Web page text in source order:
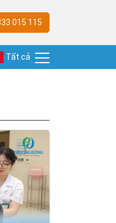
015 115
Tất cả